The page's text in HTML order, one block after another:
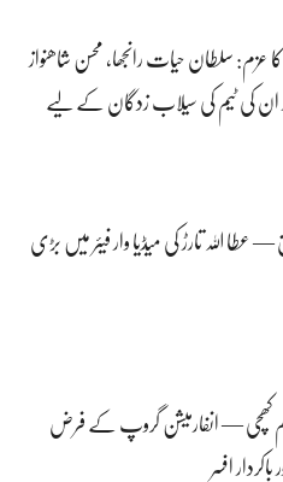
عزم: سلطان حیات رانجھا، محسن شاھنواز
ان کی ٹیم کی سیلاب زدگان کے لیے
— عطا اللہ تارڑ کی میڈیا وار فیئر میں بڑی
کھچی — انفارمیشن گروپ کے فرض
افسر